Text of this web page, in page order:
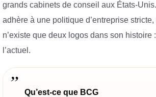
grands cabinets de conseil aux États-
adhère à une politique d’entreprise stricte,
n’existe que deux logos dans son histoire
l’actuel.
Qu’est-ce que BCG